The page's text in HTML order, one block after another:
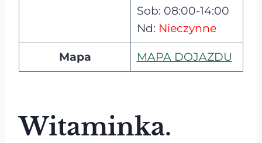
Sob: 08:00-14:00
Nd: Nieczynne
Mapa MAPA DOJAZDU
Witaminka.